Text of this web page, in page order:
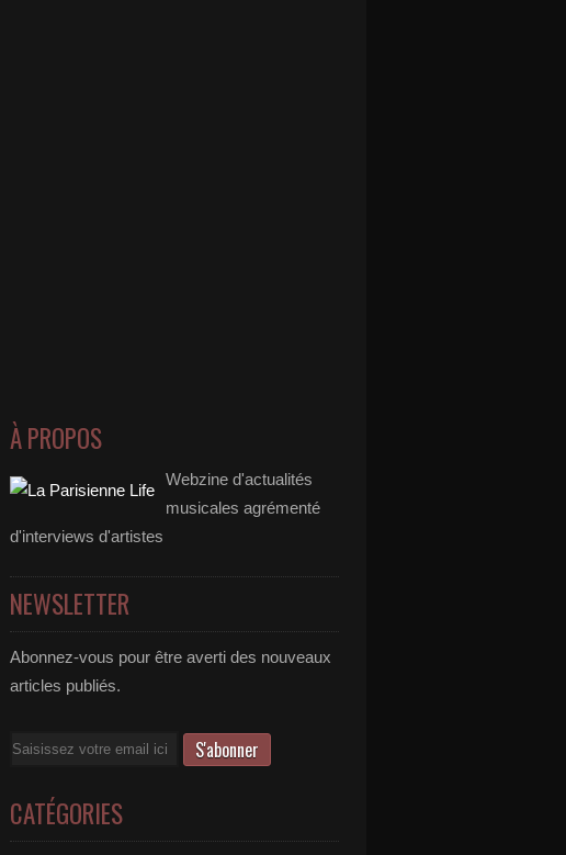
À PROPOS
Webzine d'actualités
musicales agrémenté
d'interviews d'artistes
NEWSLETTER
Abonnez-vous pour être averti des nouveaux
articles publiés.
Email
CATÉGORIES